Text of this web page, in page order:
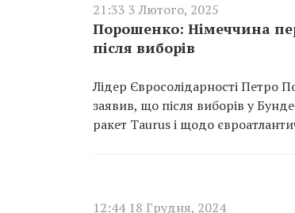
21:33 3 Лютого, 2025
Порошенко: Німеччина
після виборів
Лідер Євросолідарності Петро
заявив, що після виборів у
ракет Taurus і щодо
12:44 18 Грудня, 2024